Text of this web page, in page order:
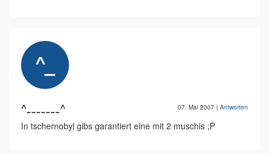
^_______^ 07. Mai 2007 | Antworten
In tschernobyl gibs garantiert eine mit 2 muschis ;P